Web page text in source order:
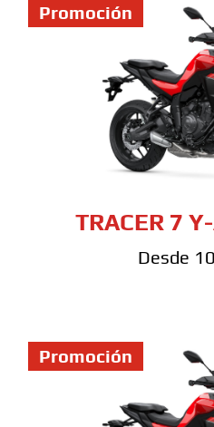
Promoción
TRACER 7
Desde
Promoción